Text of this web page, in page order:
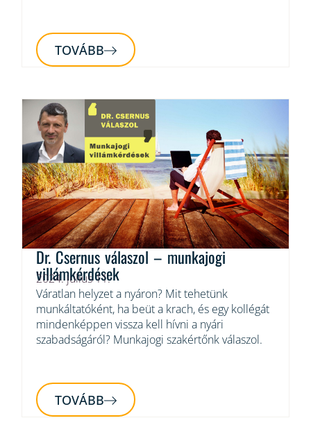
TOVÁBB
Dr. Csernus válaszol – munkajogi
villámkérdések
2024. július 11.
Váratlan helyzet a nyáron? Mit tehetünk
munkáltatóként, ha beüt a krach, és egy kollégát
mindenképpen vissza kell hívni a nyári
szabadságáról? Munkajogi szakértőnk válaszol.
TOVÁBB